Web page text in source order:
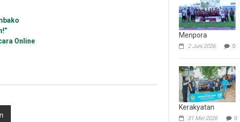
Online
Menpora
2 Juni 2026 0
Kerakyatan
31 Mei 2026 0